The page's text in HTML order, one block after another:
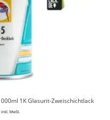
1K Glasurit-Zweischichtlack
inkl. MwSt.